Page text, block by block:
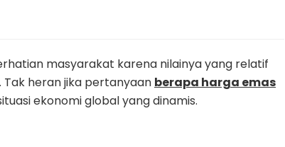
masyarakat karena nilainya yang relatif
heran jika pertanyaan berapa harga emas
ekonomi global yang dinamis.